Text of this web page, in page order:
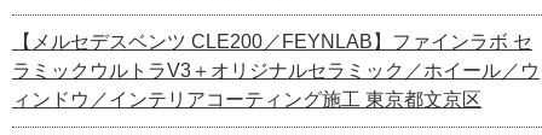
【メルセデスベンツ CLE200／FEYNLAB】ファインラボ セ
ラミックウルトラV3＋オリジナルセラミック／ホイール／ウ
ィンドウ／インテリアコーティング施工 東京都文京区